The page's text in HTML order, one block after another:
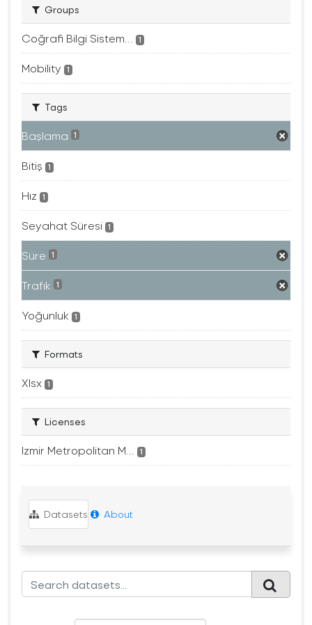
Groups
Coğrafi Bilgi Sistem... 1
Mobility 1
Tags
Başlama 1
Bitiş 1
Hız 1
Seyahat Süresi 1
Süre 1
Trafık 1
Yoğunluk 1
Formats
Xlsx 1
Licenses
Izmir Metropolitan M... 1
Datasets About